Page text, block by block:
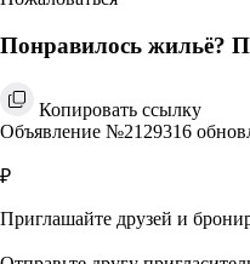
Понравилось жильё?
Копировать ссылку
Объявление №2129316
₽
Приглашайте друзей и